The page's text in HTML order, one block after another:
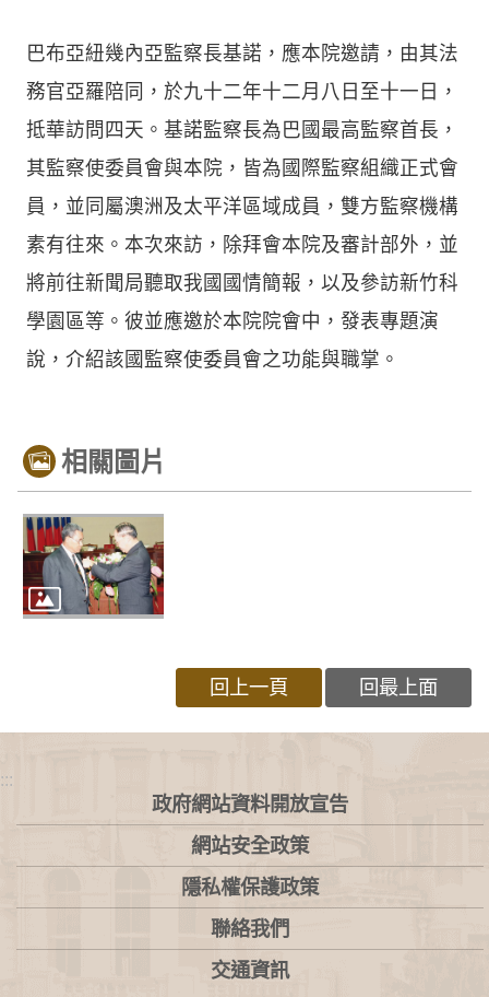
巴布亞紐幾內亞監察長基諾，應本院邀請，由其法
務官亞羅陪同，於九十二年十二月八日至十一日，
抵華訪問四天。基諾監察長為巴國最高監察首長，
其監察使委員會與本院，皆為國際監察組織正式會
員，並同屬澳洲及太平洋區域成員，雙方監察機構
素有往來。本次來訪，除拜會本院及審計部外，並
將前往新聞局聽取我國國情簡報，以及參訪新竹科
學園區等。彼並應邀於本院院會中，發表專題演
說，介紹該國監察使委員會之功能與職掌。
相關圖片
回上一頁 回最上面
:::
政府網站資料開放宣告
網站安全政策
隱私權保護政策
聯絡我們
交通資訊